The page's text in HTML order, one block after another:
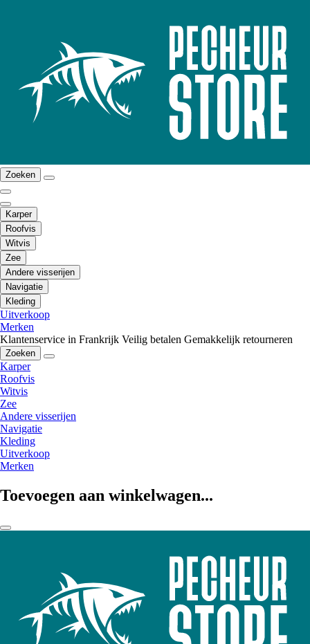
Zoeken
Karper
Roofvis
Witvis
Zee
Andere visserijen
Navigatie
Kleding
Uitverkoop
Merken
Klantenservice in Frankrijk Veilig betalen Gemakkelijk retourneren
Zoeken
Karper
Roofvis
Witvis
Zee
Andere visserijen
Navigatie
Kleding
Uitverkoop
Merken
Toevoegen aan winkelwagen...